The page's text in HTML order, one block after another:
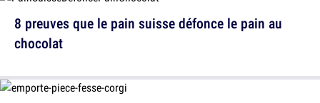
8 preuves que le pain suisse défonce le pain au
chocolat